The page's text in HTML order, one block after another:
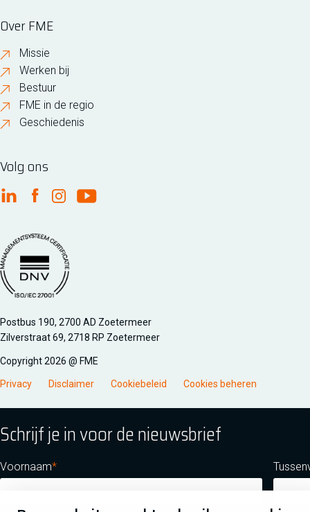
Over FME
Missie
Werken bij
Bestuur
FME in de regio
Geschiedenis
Volg ons
FME Linkedin
FME Facebook
FME Instagram
FME Youtube
Managementsyteem certificatie DNV iso/iec 27001
Postbus 190, 2700 AD Zoetermeer
Zilverstraat 69, 2718 RP Zoetermeer
Copyright 2026 @ FME
Privacy Disclaimer Cookiebeleid Cookies beheren
Schrijf je in voor de nieuwsbrief
Voornaam